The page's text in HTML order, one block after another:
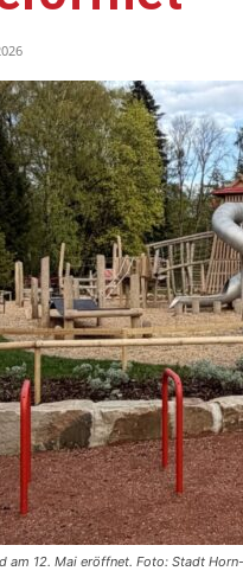
am 12. Mai eröffnet. Foto: Stadt